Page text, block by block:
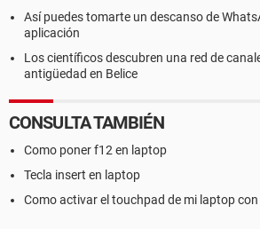
Así puedes tomarte un descanso de
aplicación
Los científicos descubren una red de
antigüedad en Belice
CONSULTA TAMBIÉN
Como poner f12 en laptop
Tecla insert en laptop
Como activar el touchpad de mi laptop